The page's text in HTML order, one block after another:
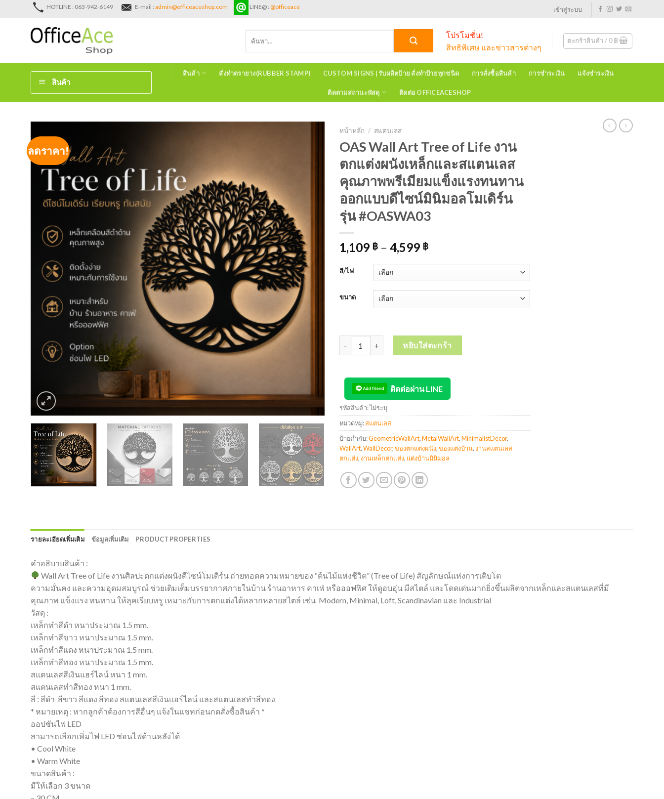
HOTLINE : 063-942-6149 E-mail : admin@officeaceshop.com LINE@ : @officeace เข้าสู่ระบบ
โปรโมชั่น!
สิทธิพิเศษ และข่าวสารต่างๆ
ตะกร้าสินค้า / 0฿
สินค้า
สินค้า สั่งทำตรายาง(RUBBER STAMP) CUSTOM SIGNS | รับผลิตป้าย สั่งทำป้ายทุกชนิด การสั่งซื้อสินค้า การชำระเงิน แจ้งชำระเงิน
ติดตามสถานะพัสดุ ติดต่อ OFFICEACESHOP
ลดราคา!
หน้าหลัก / สแตนเลส
OAS Wall Art Tree of Life งาน
ตกแต่งผนังเหล็กและสแตนเลส
คุณภาพพรีเมียมแข็งแรงทนทาน
ออกแบบดีไซน์มินิมอลโมเดิร์น
รุ่น #OASWA03
1,109 ฿ – 4,599 ฿
สี/ไฟ
ขนาด
จำนวน OAS Wall Art Tree of Life งานตกแต่งผนังเหล็กและสแตนเลสคุณภาพพรีเมียมแข็งแรงทนทาน อ
หยิบใส่ตะกร้า
ติดต่อผ่าน LINE
รหัสสินค้า:ไม่ระบุ
หมวดหมู่:สแตนเลส
ป้ายกำกับ:GeometricWallArt,MetalWallArt,MinimalistDecor,
WallArt,WallDecor,ของตกแต่งผนัง,ของแต่งบ้าน, งานสแตนเลส
ตกแต่ง, งานเหล็กตกแต่ง, แต่งบ้านมินิมอล
รายละเอียดเพิ่มเติม ข้อมูลเพิ่มเติม PRODUCT PROPERTIES
คำอธิบายสินค้า :
Wall Art Tree of Life งานศิลปะตกแต่งผนังดีไซน์โมเดิร์น ถ่ายทอดความหมายของ “ต้นไม้แห่งชีวิต” (Tree of Life) สัญลักษณ์แห่งการเติบโต
ความมั่นคง และความอุดมสมบูรณ์ ช่วยเติมเต็มบรรยากาศภายในบ้าน ร้านอาหาร คาเฟ่ หรือออฟฟิศ ให้ดูอบอุ่น มีสไตล์ และโดดเด่นมากยิ่งขึ้นผลิตจากเหล็กและสแตนเลสที่มี
คุณภาพ แข็งแรง ทนทาน ให้ลุคเรียบหรู เหมาะกับการตกแต่งได้หลากหลายสไตล์ เช่น Modern, Minimal, Loft, Scandinavian และ Industrial
วัสดุ :
เหล็กทำสีดำ หนาประมาณ 1.5 mm.
เหล็กทำสีขาว หนาประมาณ 1.5 mm.
เหล็กทำสีแดง หนาประมาณ 1.5 mm.
เหล็กทำสีทอง หนาประมาณ 1.5 mm.
สแตนเลสสีเงินแฮร์ไลน์ หนา 1 mm.
สแตนเลสทำสีทอง หนา 1 mm.
สี : สีดำ สีขาว สีแดง สีทอง สแตนเลสสีเงินแฮร์ไลน์ และสแตนเลสทำสีทอง
* หมายเหตุ : หากลูกค้าต้องการสีอื่นๆ แจ้งในแชทก่อนกดสั่งซื้อสินค้า *
ออปชันไฟ LED
สามารถเลือกเพิ่มไฟ LED ซ่อนไฟด้านหลังได้
• Cool White
• Warm White
ขนาดสินค้า :
มีให้เลือก 3 ขนาด